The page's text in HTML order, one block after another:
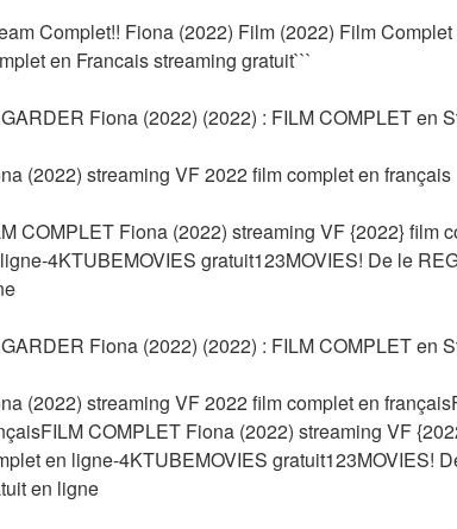
Complet!! Fiona (2022) Film (2022) Film
en Francais streaming gratuit```
Fiona (2022) (2022) : FILM COMPLET en
(2022) streaming VF 2022 film complet en français
COMPLET Fiona (2022) streaming VF {2022} film
4KTUBEMOVIES gratuit123MOVIES! De le
Fiona (2022) (2022) : FILM COMPLET en
(2022) streaming VF 2022 film complet en
COMPLET Fiona (2022) streaming VF
en ligne-4KTUBEMOVIES gratuit123MOVIES!
en ligne